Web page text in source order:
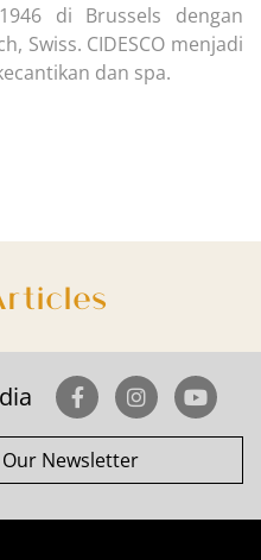
di Brussels dengan
Swiss. CIDESCO menjadi
dan spa.
Newsletter